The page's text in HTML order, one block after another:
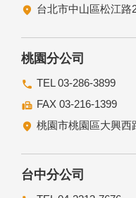
台北市中山區松江路
桃園分公司
TEL 03-286-3899
FAX 03-216-1399
桃園市桃園區大興西
台中分公司